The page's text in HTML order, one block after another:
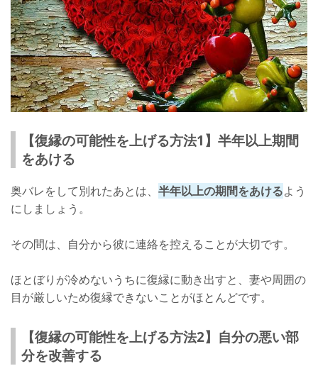
【復縁の可能性を上げる方法1】半年以上期間
をあける
奥バレをして別れたあとは、 半年以上の期間をあけるよう
にしましょう。
その間は、自分から彼に連絡を控えることが大切です。
ほとぼりが冷めないうちに復縁に動き出すと、妻や周囲の
目が厳しいため復縁できないことがほとんどです。
【復縁の可能性を上げる方法2】自分の悪い部
分を改善する